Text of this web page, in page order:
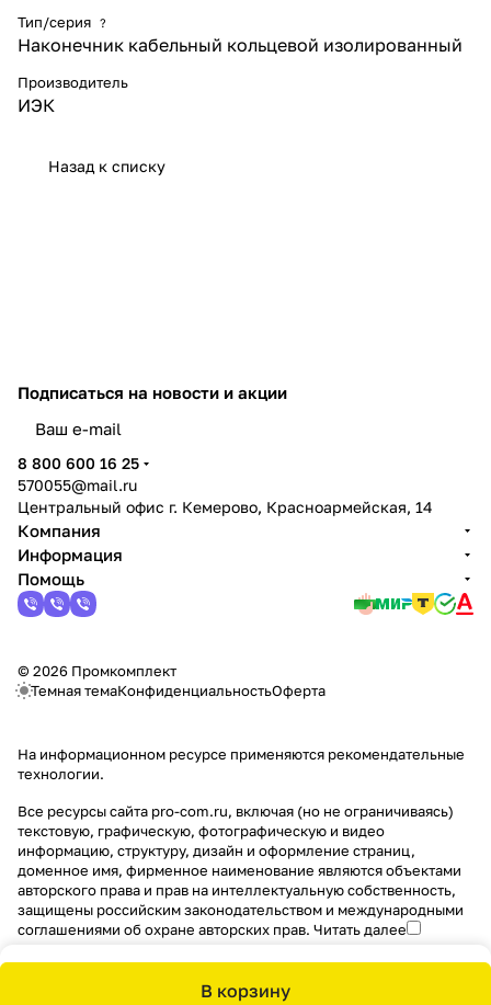
цветов (красный, синий,
желтый). Каждый цвет
диапазону сечения провода.
Тип/серия ?
Наконечник кабельный кольцевой изолированный
Производитель
ИЭК
Назад к списку
В корзину
Подписаться на новости и акции
8 800 600 16 25
570055@mail.ru
Центральный офис г. Кемерово, Красноармейская, 14
Компания
Информация
Помощь
© 2026 Промкомплект
Темная темаКонфиденциальностьОферта
На информационном ресурсе применяются рекомендательные
технологии.
Все ресурсы сайта pro-com.ru, включая (но не ограничиваясь)
текстовую, графическую, фотографическую и видео
информацию, структуру, дизайн и оформление страниц,
доменное имя, фирменное наименование являются объектами
авторского права и прав на интеллектуальную собственность,
защищены российским законодательством и международными
соглашениями об охране авторских прав. Читать далее